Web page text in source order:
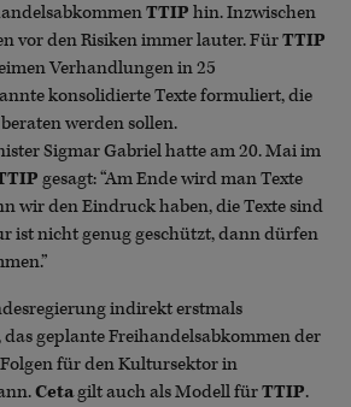
TTIP hin. Inzwischen
vor den Risiken immer lauter. FürTTIP
Verhandlungen in 25
konsolidierte Texte formuliert, die
werden sollen.
Sigmar Gabriel hatte am 20. Mai im
gesagt: “Am Ende wird man Texte
wir den Eindruck haben, die Texte sind
ist nicht genug geschützt, dann dürfen
indirekt erstmals
das geplante Freihandelsabkommen der
für den Kultursektor in
Cetagilt auch als Modell fürTTIP.